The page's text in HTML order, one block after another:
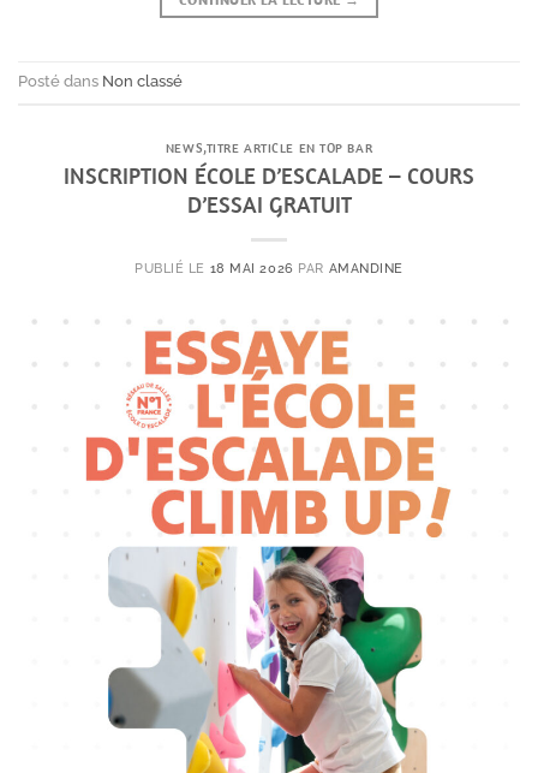
Posté dans Non classé
NEWS,TITRE ARTICLE EN TOP BAR
INSCRIPTION ÉCOLE D’ESCALADE – COURS
D’ESSAI GRATUIT
PUBLIÉ LE 18 MAI 2026 PAR AMANDINE